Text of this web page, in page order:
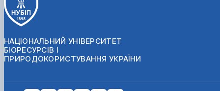
НАЦІОНАЛЬНИЙ УНІВЕРСИТЕТ
БІОРЕСУРСІВ І
ПРИРОДОКОРИСТУВАННЯ УКРАЇНИ